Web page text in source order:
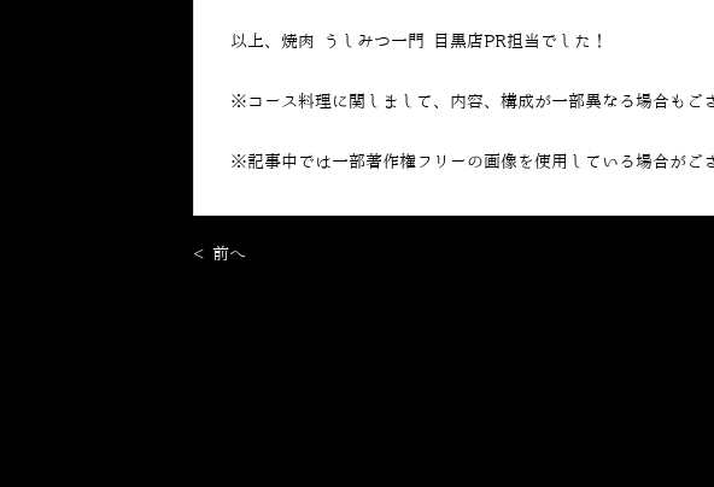
以上、焼肉 うしみつ一門 目黒店PR担当でした！
※コース料理に関しまして、内容、構成が一部異なる場合もご
※記事中では一部著作権フリーの画像を使用している場合がご
< 前へ